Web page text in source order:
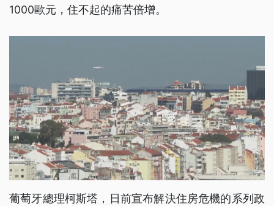
1000歐元，住不起的痛苦倍增。
葡萄牙總理柯斯塔，日前宣布解決住房危機的系列政